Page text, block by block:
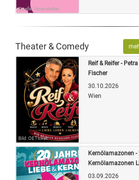
Quelle: Veranstalter
Theater & Comedy
Bild: OETicket
Reif & Reifer -
Fischer
30.10.2026
Wien
Kernölamazonen -
Kernölamazonen
03.09.2026